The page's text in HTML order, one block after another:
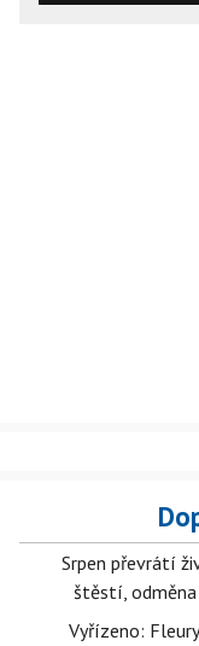
Srpen převrátí
štěstí,
Vyřízeno: